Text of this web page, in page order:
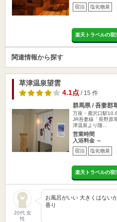
宿泊 塩化物泉
楽天トラベルの宿
関連情報から探す
草津温泉望雲
4.1点/ 15 件
群馬県 / 吾妻郡
万座・鹿沢口駅
JR吾妻線「長野原
津温泉より随…
営業時間
入浴料金 ～
宿泊 塩化物泉
楽天トラベルの宿
20代 女
性
お風呂がいい 大きくはない
香り